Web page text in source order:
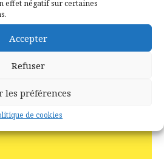
effet négatif sur certaines
Accepter
Refuser
les préférences
de cookies
2026
à Campénéac
ancêtres de Daniel Rialet
d’Augan, Caro, Ruffiac